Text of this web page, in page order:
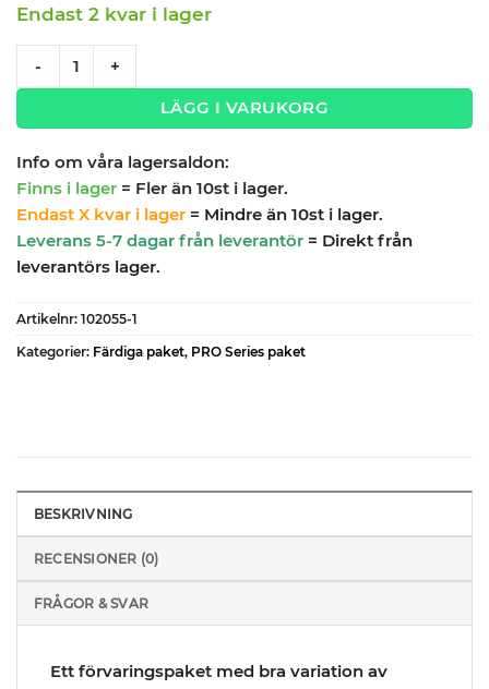
Endast 2 kvar i lager
- +
LÄGG I VARUKORG
Info om våra lagersaldon:
Finns i lager = Fler än 10st i lager.
Endast X kvar i lager = Mindre än 10st i lager.
Leverans 5-7 dagar från leverantör = Direkt från
leverantörs lager.
Artikelnr: 102055-1
Kategorier: Färdiga paket, PRO Series paket
BESKRIVNING
RECENSIONER (0)
FRÅGOR & SVAR
Ett förvaringspaket med bra variation av